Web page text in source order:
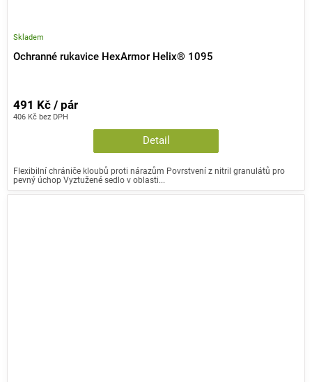
Ochranné rukavice HexArmor Helix® 1095
Skladem
406 Kč bez DPH
491 Kč / pár
Detail
Flexibilní chrániče kloubů proti nárazům Povrstvení z nitril granulátů pro
pevný úchop Vyztužené sedlo v oblasti...